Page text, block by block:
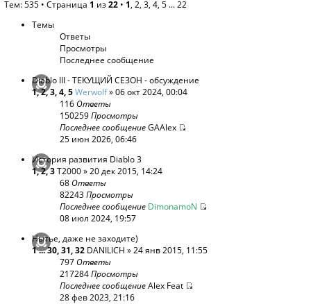
Тем: 535 • Страница 1 из22 • 1, 2, 3, 4, 5 ...22
Темы
Ответы
Просмотры
Последнее сообщение
Diablo III - ТЕКУЩИЙ СЕЗОН - обсуждение
1,2,3,4,5Werwolf» 06 окт 2024, 00:04
116Ответы
150259Просмотры
Последнее сообщениеGAAlex
25 июн 2026, 06:46
История развития Diablo 3
1,2,3T2000» 20 дек 2015, 14:24
68Ответы
82243Просмотры
Последнее сообщение DimonamoN
08 июл 2024, 19:57
Нытье, даже не заходите)
1...30,31,32 DANILICH » 24 янв 2015, 11:55
797Ответы
217284Просмотры
Последнее сообщениеAlex Feat
28 фев 2023, 21:16